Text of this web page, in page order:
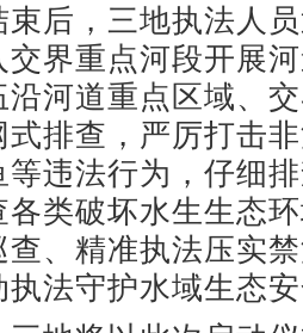
，三地执法人员
交界重点河段开展
河道重点区域、
式排查，严厉打击
等违法行为，仔细
类破坏水生生态
查、精准执法压实
执法守护水域生态